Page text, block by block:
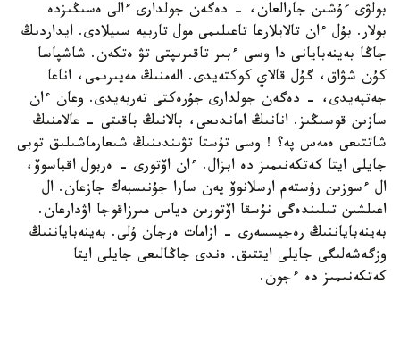
بولۋى ءۇشىن جارالعان، - دەگەن جولدارى ءالى ەسىڭىزدە
بولار. بۇل ءان تالايلارعا تاعىلىمى مول تاربيە سىيلادى. ايداردىڭ
جاڭا بەينەبايانى دا وسى ءبىر تاقىرىپتى تۋ ەتكەن. شاشپاسا
كۇن شۋاق، گۇل قالاي كوكتەيدى. الەمنىڭ مەيىرىمى، اناعا
جەتپەيدى، - دەگەن جولدارى جۇرەكتى تەربەيدى. وعان ءان
سازىن قوسىڭىز. انانىڭ اماندىعى، بالانىڭ باقىتى - عالامنىڭ
شاتتىعى ەمەس پە؟ ! وسى تۇستا تۋىندىنىڭ شىعارماشىلىق توبى
جايلى ايتا كەتكەنىمىز دە ابزال. ءان اۆتورى - ەربول اقباسوۆ،
ال ءسوزىن رۇستەم ارسلانوۆ پەن سارا جۇنىسبەك جازعان. ال
اعىلشىن تىلىندەگى نۇسقا اۆتورىن دياس مىرزاقوجا اۋدارعان.
بەينەباياننىڭ رەجيسسەرى - ازامات ەرجان ۇلى. بەينەباياننىڭ
وزگەشەلىگى جايلى ايتتىق. ەندى جاڭالىعى جايلى ايتا
كەتكەنىمىز دە ءجون.